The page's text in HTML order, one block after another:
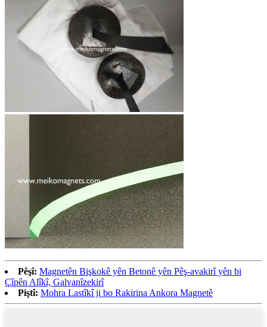
Pêşî: Magnetên Bişkokê yên Betonê yên Pêş-avakirî yên bi
Çîpên Alîkî, Galvanîzekirî
Piştî: Mohra Lastîkî ji bo Rakirina Ankora Magnetê